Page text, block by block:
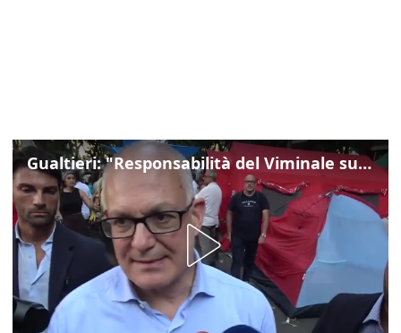
Gualtieri: "Responsabilità del Viminale su Spin Time? La posizione dei partiti è nota"